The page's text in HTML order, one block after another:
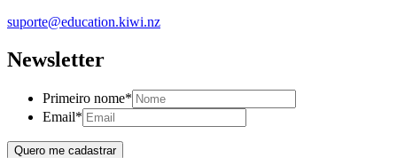
suporte@education.kiwi.nz
Newsletter
Primeiro nome*
Email*